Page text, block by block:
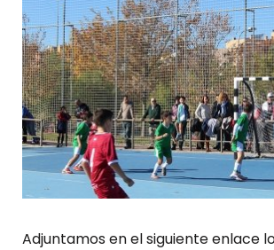
Adjuntamos en el siguiente enlace